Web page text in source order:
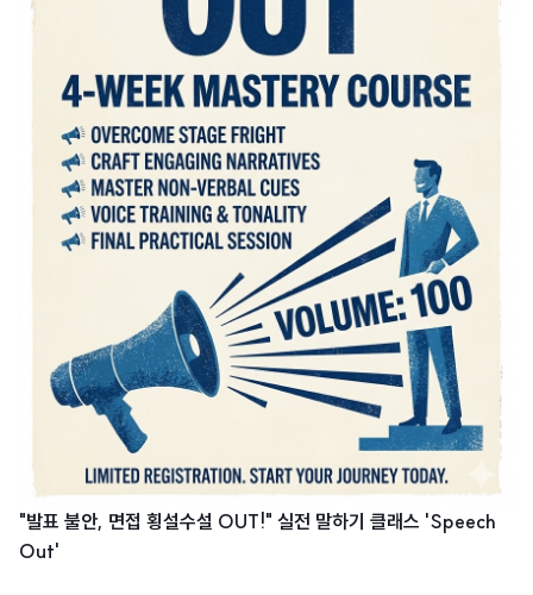
"발표 불안, 면접 횡설수설 OUT!" 실전 말하기 클래스 'Speech
Out'